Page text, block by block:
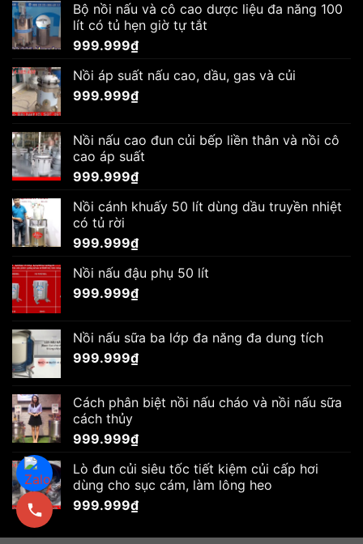
Bộ nồi nấu và cô cao dược liệu đa năng 100
lít có tủ hẹn giờ tự tắt
999.999₫
Nồi áp suất nấu cao, dầu, gas và củi
999.999₫
Nồi nấu cao đun củi bếp liền thân và nồi cô
cao áp suất
999.999₫
Nồi cánh khuấy 50 lít dùng dầu truyền nhiệt
có tủ rời
999.999₫
Nồi nấu đậu phụ 50 lít
999.999₫
Nồi nấu sữa ba lớp đa năng đa dung tích
999.999₫
Cách phân biệt nồi nấu cháo và nồi nấu sữa
cách thủy
999.999₫
Lò đun củi siêu tốc tiết kiệm củi cấp hơi
dùng cho sục cám, làm lông heo
999.999₫